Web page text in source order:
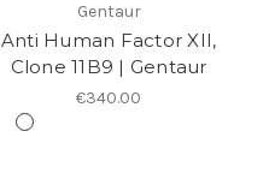
Gentaur
Anti Human Factor XII,
Clone 11B9 | Gentaur
€340.00